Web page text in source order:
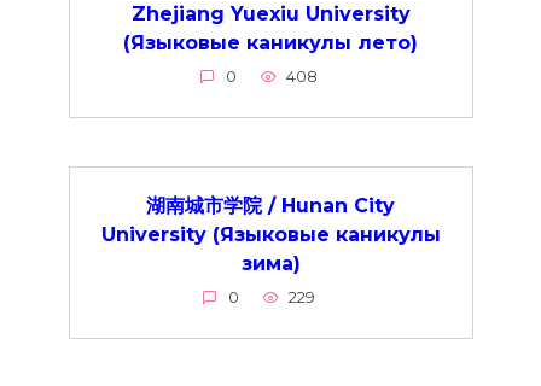
Zhejiang Yuexiu University
(Языковые каникулы лето)
0 408
湖南城市学院 / Hunan City
University (Языковые каникулы
зима)
0 229